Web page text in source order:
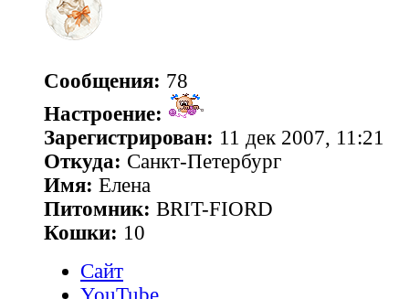
Сообщения: 78
Настроение:
Зарегистрирован: 11 дек 2007, 11:21
Откуда: Санкт-Петербург
Имя: Елена
Питомник: BRIT-FIORD
Кошки: 10
Сайт